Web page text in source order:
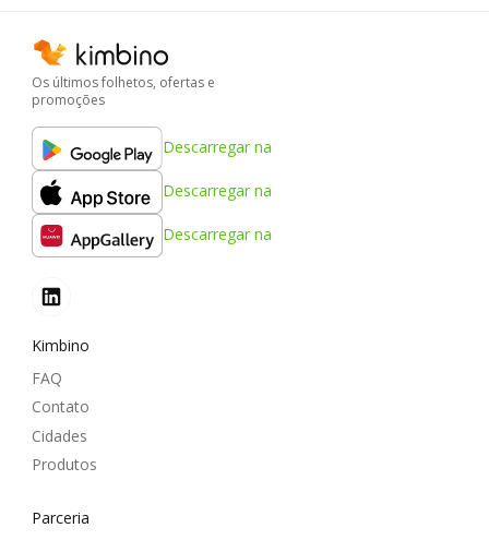
Os últimos folhetos, ofertas e
promoções
Descarregar na
Descarregar na
Descarregar na
Kimbino
FAQ
Contato
Cidades
Produtos
Parceria